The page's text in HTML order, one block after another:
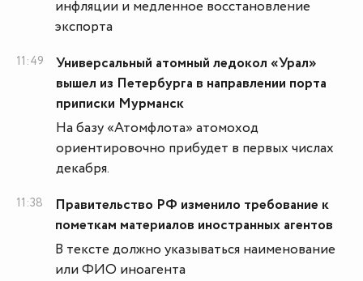
инфляции и медленное восстановление
экспорта
11:49
Универсальный атомный ледокол «Урал»
вышел из Петербурга в направлении порта
приписки Мурманск
На базу «Атомфлота» атомоход
ориентировочно прибудет в первых числах
декабря.
11:38
Правительство РФ изменило требование к
пометкам материалов иностранных агентов
В тексте должно указываться наименование
или ФИО иноагента